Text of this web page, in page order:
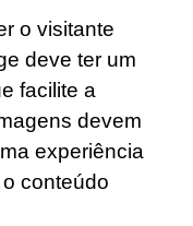
o visitante
deve ter um
facilite a
devem
experiência
conteúdo